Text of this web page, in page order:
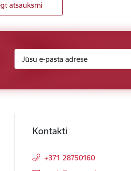
atsauksmi
Kontakti
+371 28750160